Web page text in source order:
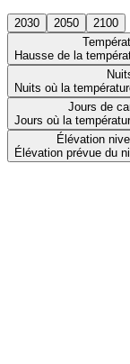
2030 2050
2100
Hausse de la
Nuits où la
Jours de
Jours où la
Élévation
Élévation prévue du